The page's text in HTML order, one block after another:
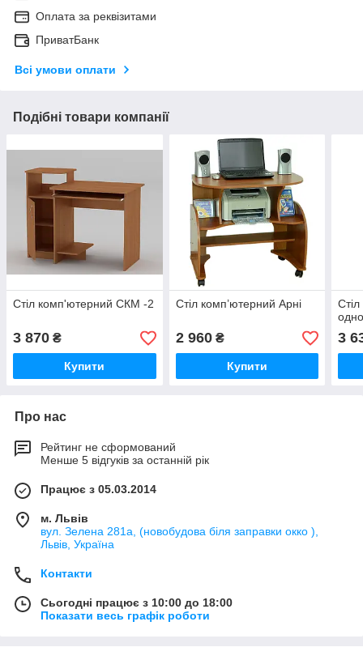
Оплата за реквізитами
ПриватБанк
Всі умови оплати
Подібні товари компанії
Стіл комп'ютерний СКМ -2
3 870 ₴
Купити
Стіл комп’ютерний Арні
2 960₴
Купити
3
Про нас
Рейтинг не сформований
Менше 5 відгуків за останній рік
Працює з 05.03.2014
м. Львів
вул. Зелена 281а, (новобудова біля заправки окко ),
Львів, Україна
Контакти
Сьогодні працює з 10:00 до 18:00
Показати весь графік роботи